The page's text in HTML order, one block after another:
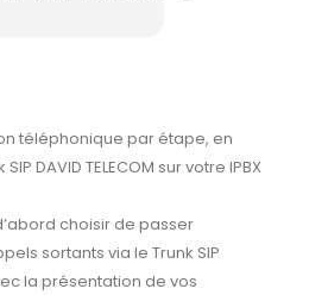
téléphonique par étape, en
DAVID TELECOM sur votre IPBX
choisir de passer
sortants via le Trunk SIP
la présentation de vos